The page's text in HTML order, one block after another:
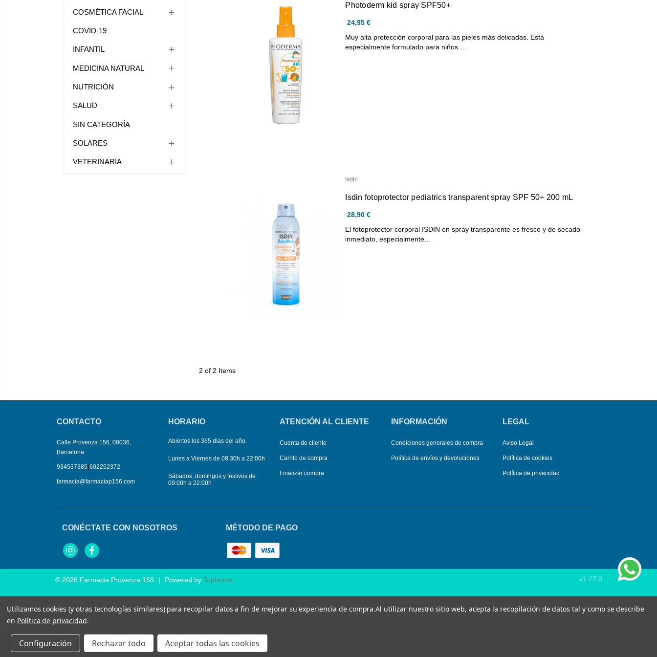
COSMÉTICA FACIAL
COVID-19
INFANTIL
MEDICINA NATURAL
NUTRICIÓN
SALUD
SIN CATEGORÍA
SOLARES
VETERINARIA
Photoderm kid spray SPF50+
24,95 €
Muy alta protección corporal para las pieles más delicadas. Está
especialmente formulado para niños …
Isdin
Isdin fotoprotector pediatrics transparent spray SPF 50+ 200 mL
28,90 €
El fotoprotector corporal ISDIN en spray transparente es fresco y de secado
inmediato, especialmente…
2 of 2 Items
CONTACTO
Calle Provenza 156, 08036,
Barcelona
934537385|602252372
farmacia@farmaciap156.com
HORARIO
Abiertos los 365 días del año.
Lunes a Viernes de 08:30h a 22:00h
Sábados, domingos y festivos de
09:00h a 22:00h
ATENCIÓN AL CLIENTE
Cuenta de cliente
Carrito de compra
Finalizar compra
INFORMACIÓN
Condiciones generales de compra
Política de envíos y devoluciones
LEGAL
Aviso Legal
Política de cookies
Política de privacidad
CONÉCTATE CON NOSOTROS
InstagramFacebook
MÉTODO DE PAGO
© 2026 Farmacia Provenza 156 | Powered by Topfarma v1.27.0
Utilizamos cookies (y otras tecnologías similares) para recopilar datos a fin de mejorar su experiencia de compra.Al utilizar nuestro sitio web, acepta la recopilación de datos tal y como se describe
en Política de privacidad.
Configuración Rechazar todo Aceptar todas las cookies